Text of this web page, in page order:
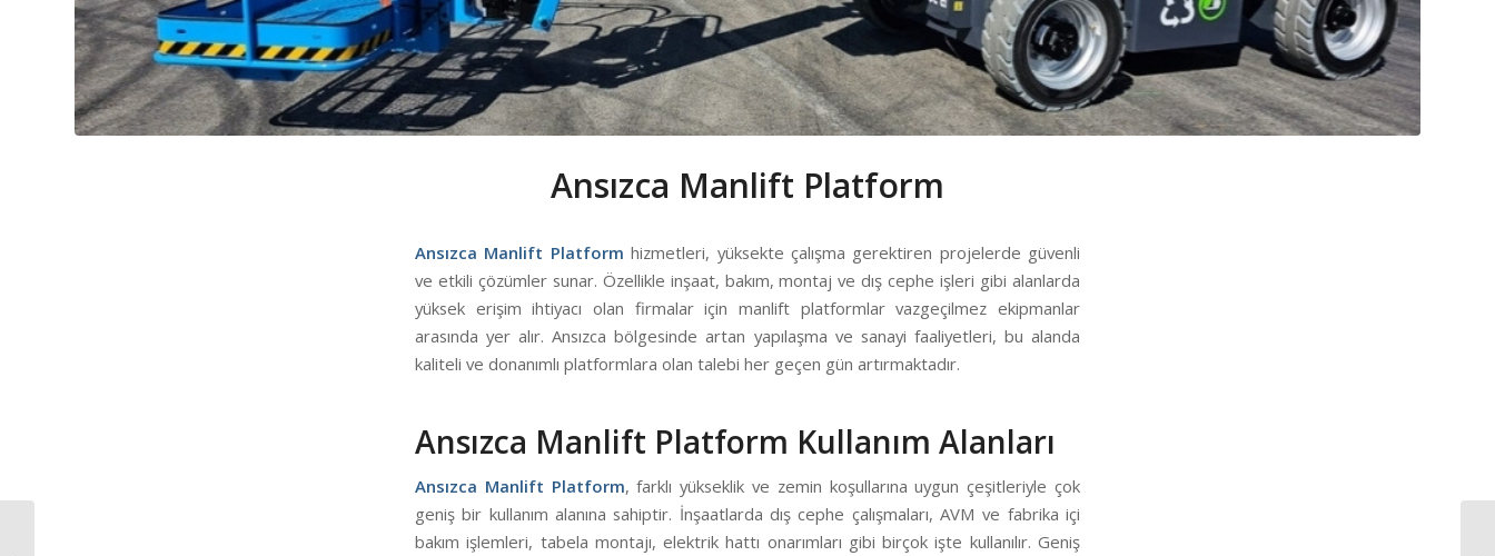
Ansızca Manlift Platform
Ansızca Manlift Platform hizmetleri, yüksekte çalışma gerektiren projelerde güvenli
ve etkili çözümler sunar. Özellikle inşaat, bakım, montaj ve dış cephe işleri gibi alanlarda
yüksek erişim ihtiyacı olan firmalar için manlift platformlar vazgeçilmez ekipmanlar
arasında yer alır. Ansızca bölgesinde artan yapılaşma ve sanayi faaliyetleri, bu alanda
kaliteli ve donanımlı platformlara olan talebi her geçen gün artırmaktadır.
Ansızca Manlift Platform Kullanım Alanları
Ansızca Manlift Platform, farklı yükseklik ve zemin koşullarına uygun çeşitleriyle çok
geniş bir kullanım alanına sahiptir. İnşaatlarda dış cephe çalışmaları, AVM ve fabrika içi
bakım işlemleri, tabela montajı, elektrik hattı onarımları gibi birçok işte kullanılır. Geniş